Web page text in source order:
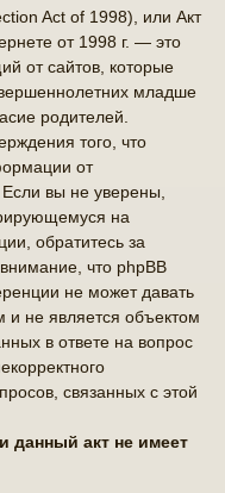
Act of 1998), или Акт
от 1998 г. — это
от сайтов, которые
младше
родителей.
того, что
от
вы не уверены,
на
обратитесь за
что phpBB
не может давать
не является объектом
в ответе на вопрос
связанных с этой
данный акт не имеет